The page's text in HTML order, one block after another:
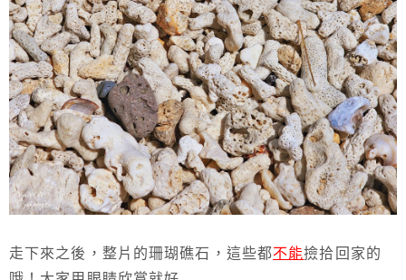
走下來之後，整片的珊瑚礁石，這些都不能撿拾回家的